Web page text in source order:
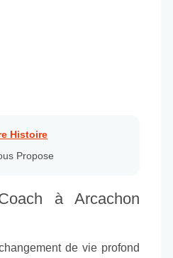
Histoire
Propose
à Arcachon
de vie profond